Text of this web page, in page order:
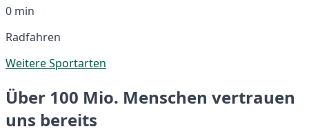
0 min
Radfahren
Weitere Sportarten
Über 100 Mio. Menschen vertrauen
uns bereits